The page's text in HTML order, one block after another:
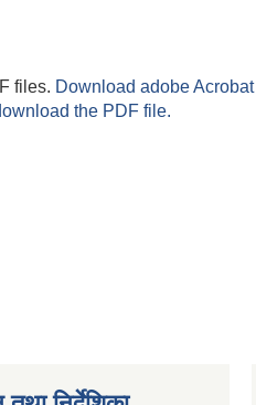
files. Download adobe Acrobat
the PDF file.